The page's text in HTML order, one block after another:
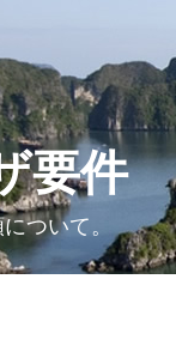
要件
ついて。